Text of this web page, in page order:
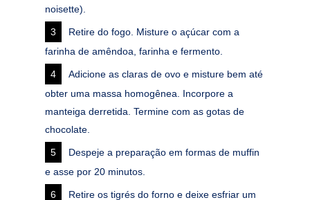
noisette).
Retire do fogo. Misture o açúcar com a
farinha de amêndoa, farinha e fermento.
Adicione as claras de ovo e misture bem até
obter uma massa homogênea. Incorpore a
manteiga derretida. Termine com as gotas de
chocolate.
Despeje a preparação em formas de muffin
e asse por 20 minutos.
Retire os tigrés do forno e deixe esfriar um